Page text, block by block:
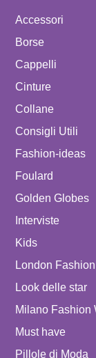
Accessori
Borse
Cappelli
Cinture
Collane
Consigli Utili
Fashion-ideas
Foulard
Golden Globes
Interviste
Kids
London
Look delle star
Milano Fashion
Must have
Pillole di Moda